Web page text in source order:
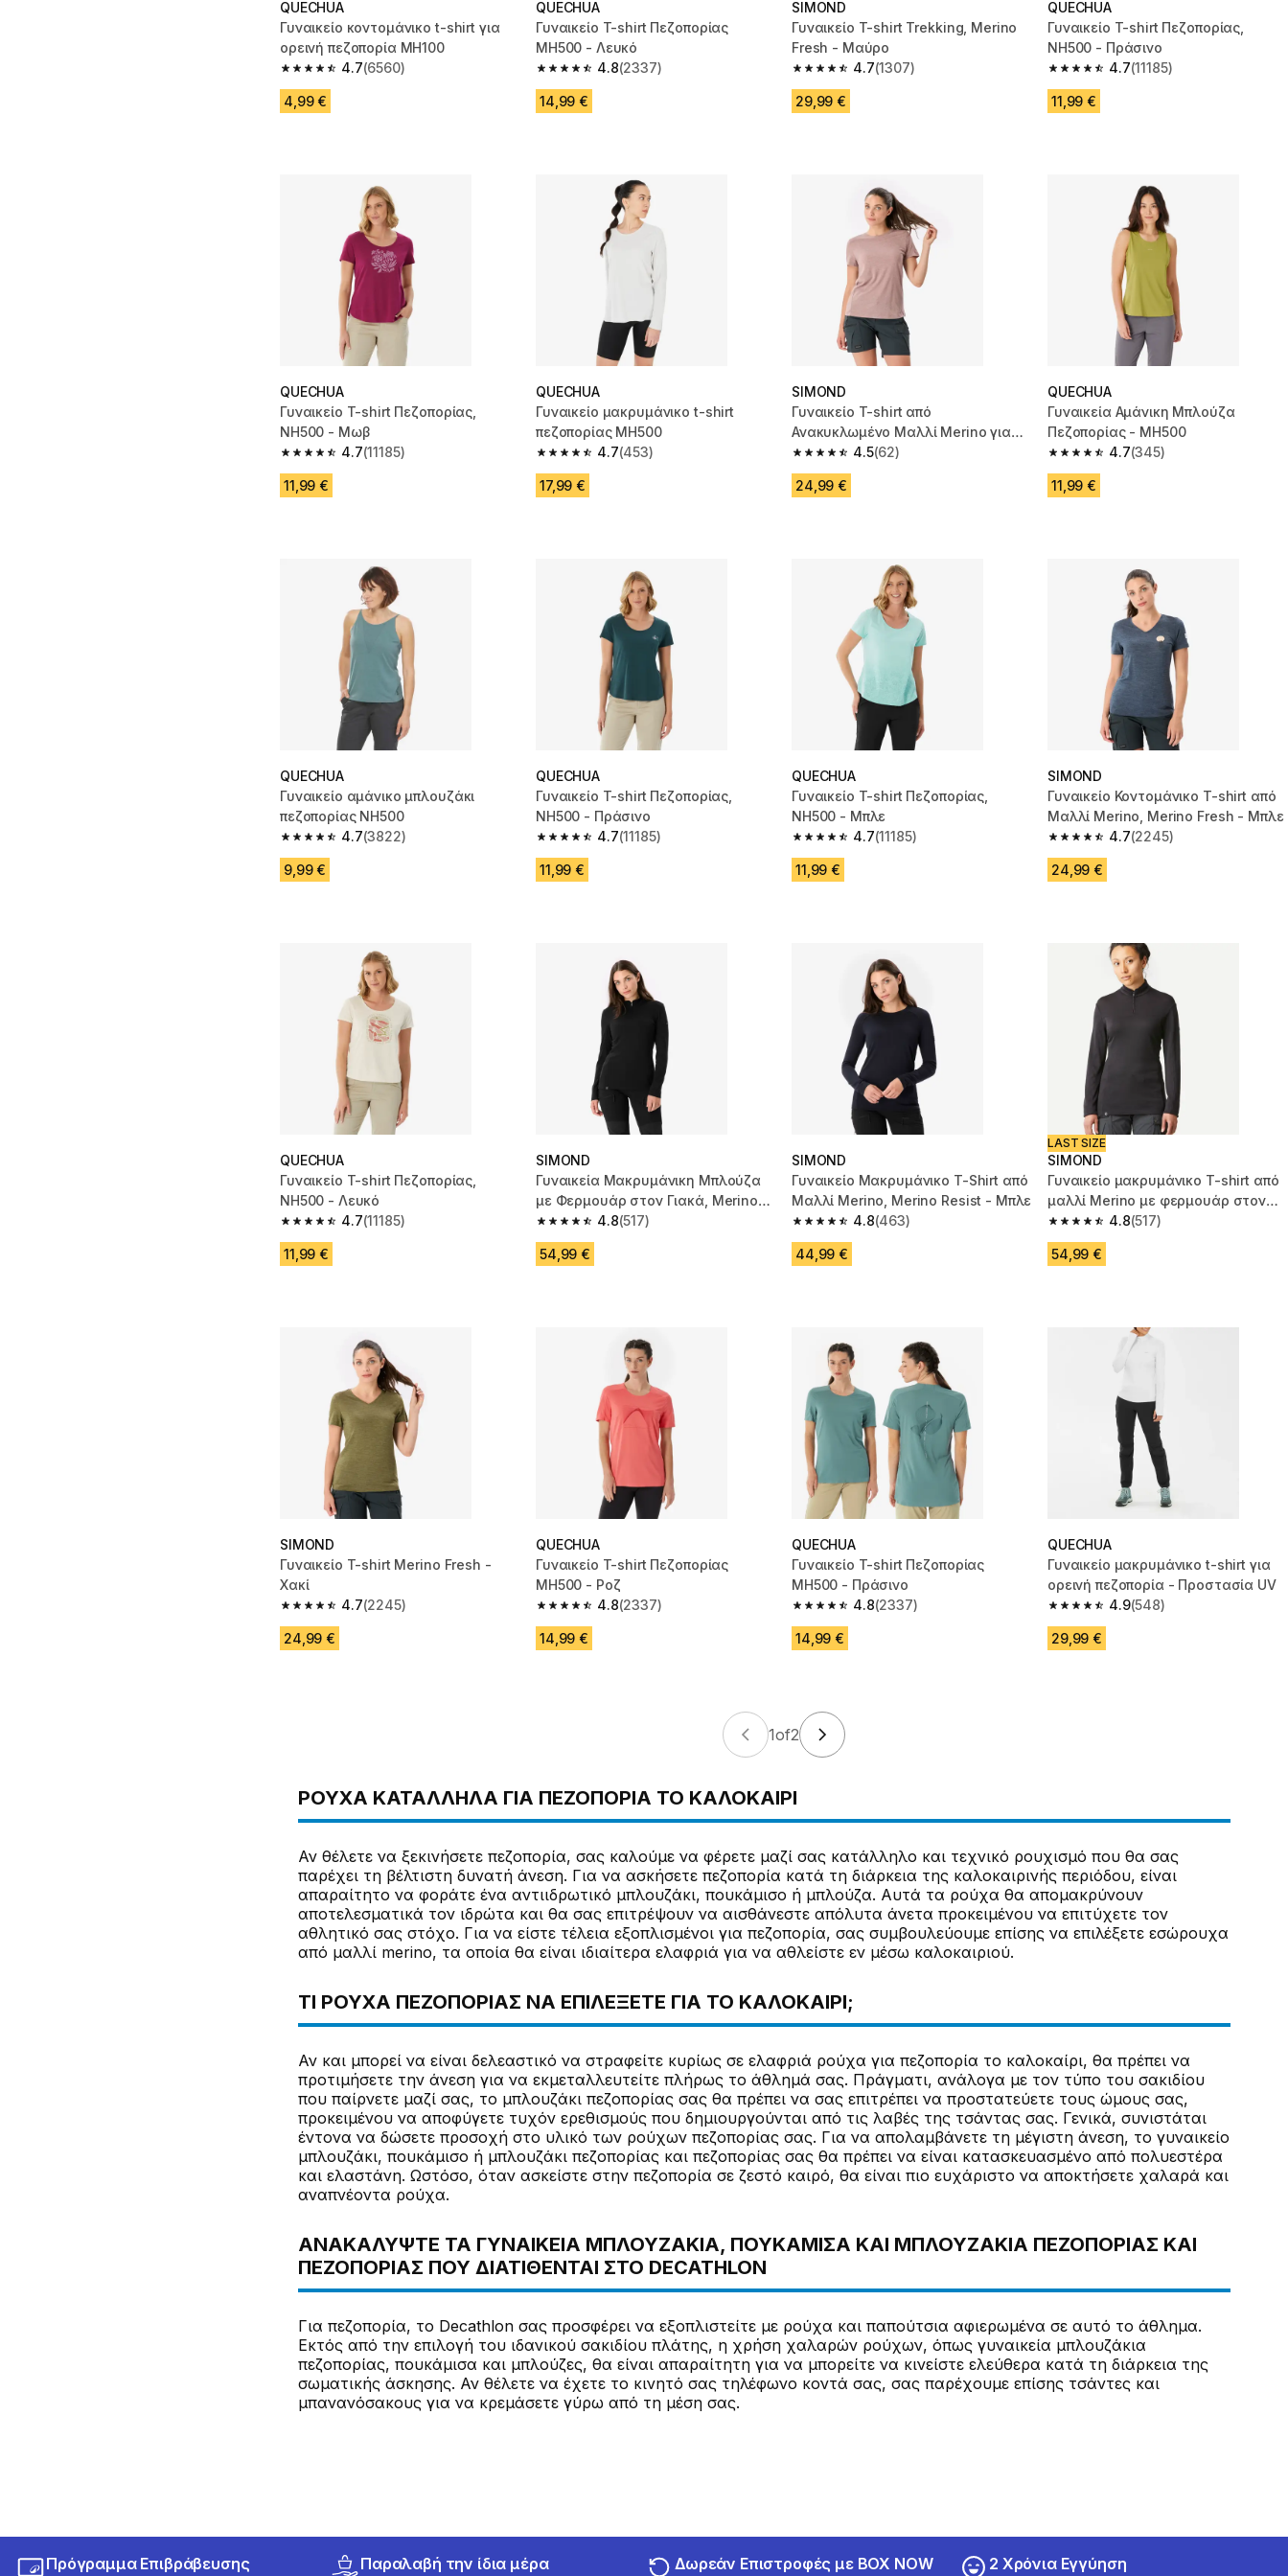
QUECHUA
Γυναικείο κοντομάνικο t-shirt για
ορεινή πεζοπορία MH100
4.7
4.7 out of 5 stars from 6560 reviews
(6560)
4,99 €
QUECHUA
Γυναικείο T-shirt Πεζοπορίας
MH500 - Λευκό
4.8
4.8 out of 5 stars from 2337 reviews
(2337)
14,99 €
SIMOND
Γυναικείο T-shirt Trekking, Merino
Fresh - Μαύρο
4.7
4.7 out of 5 stars from 1307 reviews
(1307)
29,99 €
QUECHUA
Γυναικείο T-shirt Πεζοπορίας,
NH500 - Πράσινο
4.7
4.7 out of 5 stars from 11185 reviews
(11185)
11,99 €
QUECHUA
Γυναικείο T-shirt Πεζοπορίας,
NH500 - Μωβ
4.7
4.7 out of 5 stars from 11185 reviews
(11185)
11,99 €
QUECHUA
Γυναικείο μακρυμάνικο t-shirt
πεζοπορίας MH500
4.7
4.7 out of 5 stars from 453 reviews
(453)
17,99 €
SIMOND
Γυναικείο T-shirt από
Ανακυκλωμένο Μαλλί Merino για
Πεζοπορία, Merino Rec Fresh
4.5
4.5 out of 5 stars from 62 reviews
(62)
24,99 €
QUECHUA
Γυναικεία Αμάνικη Μπλούζα
Πεζοπορίας - MH500
4.7
4.7 out of 5 stars from 345 reviews
(345)
11,99 €
QUECHUA
Γυναικείο αμάνικο μπλουζάκι
πεζοπορίας NH500
4.7
4.7 out of 5 stars from 3822 reviews
(3822)
9,99 €
QUECHUA
Γυναικείο T-shirt Πεζοπορίας,
NH500 - Πράσινο
4.7
4.7 out of 5 stars from 11185 reviews
(11185)
11,99 €
QUECHUA
Γυναικείο T-shirt Πεζοπορίας,
NH500 - Μπλε
4.7
4.7 out of 5 stars from 11185 reviews
(11185)
11,99 €
SIMOND
Γυναικείο Κοντομάνικο T-shirt από
Μαλλί Merino, Merino Fresh - Μπλε
4.7
4.7 out of 5 stars from 2245 reviews
(2245)
24,99 €
QUECHUA
Γυναικείο T-shirt Πεζοπορίας,
NH500 - Λευκό
4.7
4.7 out of 5 stars from 11185 reviews
(11185)
11,99 €
SIMOND
Γυναικεία Μακρυμάνικη Μπλούζα
με Φερμουάρ στον Γιακά, Merino
Resist - Μαύρη
4.8
4.8 out of 5 stars from 517 reviews
(517)
54,99 €
SIMOND
Γυναικείο Μακρυμάνικο T-Shirt από
Μαλλί Merino, Merino Resist - Μπλε
4.8
4.8 out of 5 stars from 463 reviews
(463)
44,99 €
LAST SIZE
SIMOND
Γυναικείο μακρυμάνικο T-shirt από
μαλλί Merino με φερμουάρ στον
λαιμό - MT500
4.8
4.8 out of 5 stars from 517 reviews
(517)
54,99 €
SIMOND
Γυναικείο T-shirt Merino Fresh -
Χακί
4.7
4.7 out of 5 stars from 2245 reviews
(2245)
24,99 €
QUECHUA
Γυναικείο T-shirt Πεζοπορίας
MH500 - Ροζ
4.8
4.8 out of 5 stars from 2337 reviews
(2337)
14,99 €
QUECHUA
Γυναικείο T-shirt Πεζοπορίας
MH500 - Πράσινο
4.8
4.8 out of 5 stars from 2337 reviews
(2337)
14,99 €
QUECHUA
Γυναικείο μακρυμάνικο t-shirt για
ορεινή πεζοπορία - Προστασία UV
4.9
4.9 out of 5 stars from 548 reviews
(548)
29,99 €
1of2
ΡΟΎΧΑ ΚΑΤΆΛΛΗΛΑ ΓΙΑ ΠΕΖΟΠΟΡΊΑ ΤΟ ΚΑΛΟΚΑΊΡΙ
Αν θέλετε να ξεκινήσετε πεζοπορία, σας καλούμε να φέρετε μαζί σας κατάλληλο και τεχνικό ρουχισμό που θα σας
παρέχει τη βέλτιστη δυνατή άνεση. Για να ασκήσετε πεζοπορία κατά τη διάρκεια της καλοκαιρινής περιόδου, είναι
απαραίτητο να φοράτε ένα αντιιδρωτικό μπλουζάκι, πουκάμισο ή μπλούζα. Αυτά τα ρούχα θα απομακρύνουν
αποτελεσματικά τον ιδρώτα και θα σας επιτρέψουν να αισθάνεστε απόλυτα άνετα προκειμένου να επιτύχετε τον
αθλητικό σας στόχο. Για να είστε τέλεια εξοπλισμένοι για πεζοπορία, σας συμβουλεύουμε επίσης να επιλέξετε εσώρουχα
από μαλλί merino, τα οποία θα είναι ιδιαίτερα ελαφριά για να αθλείστε εν μέσω καλοκαιριού.
ΤΙ ΡΟΎΧΑ ΠΕΖΟΠΟΡΊΑΣ ΝΑ ΕΠΙΛΈΞΕΤΕ ΓΙΑ ΤΟ ΚΑΛΟΚΑΊΡΙ;
Αν και μπορεί να είναι δελεαστικό να στραφείτε κυρίως σε ελαφριά ρούχα για πεζοπορία το καλοκαίρι, θα πρέπει να
προτιμήσετε την άνεση για να εκμεταλλευτείτε πλήρως το άθλημά σας. Πράγματι, ανάλογα με τον τύπο του σακιδίου
που παίρνετε μαζί σας, το μπλουζάκι πεζοπορίας σας θα πρέπει να σας επιτρέπει να προστατεύετε τους ώμους σας,
προκειμένου να αποφύγετε τυχόν ερεθισμούς που δημιουργούνται από τις λαβές της τσάντας σας. Γενικά, συνιστάται
έντονα να δώσετε προσοχή στο υλικό των ρούχων πεζοπορίας σας. Για να απολαμβάνετε τη μέγιστη άνεση, το γυναικείο
μπλουζάκι, πουκάμισο ή μπλουζάκι πεζοπορίας και πεζοπορίας σας θα πρέπει να είναι κατασκευασμένο από πολυεστέρα
και ελαστάνη. Ωστόσο, όταν ασκείστε στην πεζοπορία σε ζεστό καιρό, θα είναι πιο ευχάριστο να αποκτήσετε χαλαρά και
αναπνέοντα ρούχα.
ΑΝΑΚΑΛΎΨΤΕ ΤΑ ΓΥΝΑΙΚΕΊΑ ΜΠΛΟΥΖΆΚΙΑ, ΠΟΥΚΆΜΙΣΑ ΚΑΙ ΜΠΛΟΥΖΆΚΙΑ ΠΕΖΟΠΟΡΊΑΣ ΚΑΙ
ΠΕΖΟΠΟΡΊΑΣ ΠΟΥ ΔΙΑΤΊΘΕΝΤΑΙ ΣΤΟ DECATHLON
Για πεζοπορία, το Decathlon σας προσφέρει να εξοπλιστείτε με ρούχα και παπούτσια αφιερωμένα σε αυτό το άθλημα.
Εκτός από την επιλογή του ιδανικού σακιδίου πλάτης, η χρήση χαλαρών ρούχων, όπως γυναικεία μπλουζάκια
πεζοπορίας, πουκάμισα και μπλούζες, θα είναι απαραίτητη για να μπορείτε να κινείστε ελεύθερα κατά τη διάρκεια της
σωματικής άσκησης. Αν θέλετε να έχετε το κινητό σας τηλέφωνο κοντά σας, σας παρέχουμε επίσης τσάντες και
μπανανόσακους για να κρεμάσετε γύρω από τη μέση σας.
Πρόγραμμα Επιβράβευσης Παραλαβή την ίδια μέρα Δωρεάν Επιστροφές με BOX NOW 2 Χρόνια Εγγύηση